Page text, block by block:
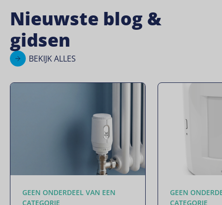
Nieuwste blog &
gidsen
BEKIJK ALLES
GEEN ONDERDEEL VAN EEN
CATEGORIE
GEEN
CATEGORIE